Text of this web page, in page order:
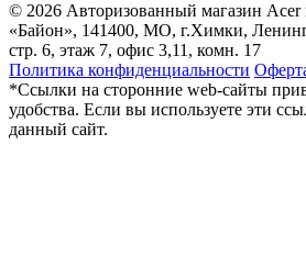
© 2026 Авторизованный магазин Acer
«Байон», 141400, МО, г.Химки,
стр. 6, этаж 7, офис 3,11, комн. 17
Политика конфиденциальности
*Ссылки на сторонние web-сайты
удобства. Если вы используете эти
данный сайт.